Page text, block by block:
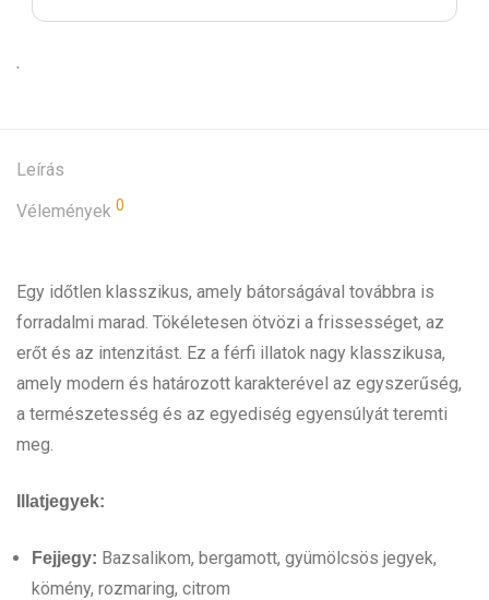
Leírás
Vélemények 0
Egy időtlen klasszikus, amely bátorságával továbbra is
forradalmi marad. Tökéletesen ötvözi a frissességet, az
erőt és az intenzitást. Ez a férfi illatok nagy klasszikusa,
amely modern és határozott karakterével az egyszerűség,
a természetesség és az egyediség egyensúlyát teremti
meg.
Illatjegyek:
Fejjegy: Bazsalikom, bergamott, gyümölcsös jegyek,
kömény, rozmaring, citrom